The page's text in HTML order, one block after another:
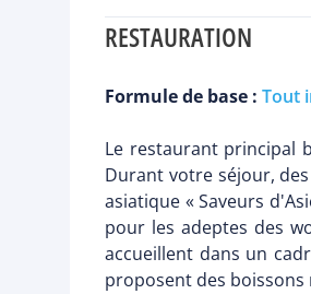
RESTAURATION
Formule de base : Tout
Le restaurant principal
Durant votre séjour,
asiatique « Saveurs
pour les adeptes des
accueillent dans un
proposent des boissons